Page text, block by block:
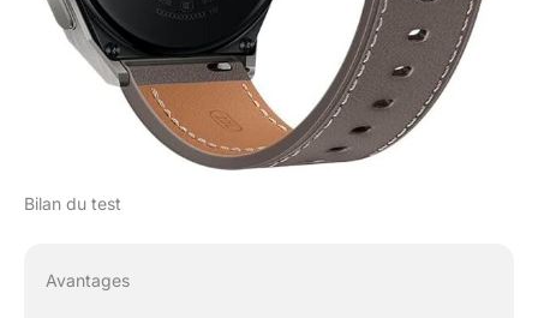
Bilan du test
Avantages